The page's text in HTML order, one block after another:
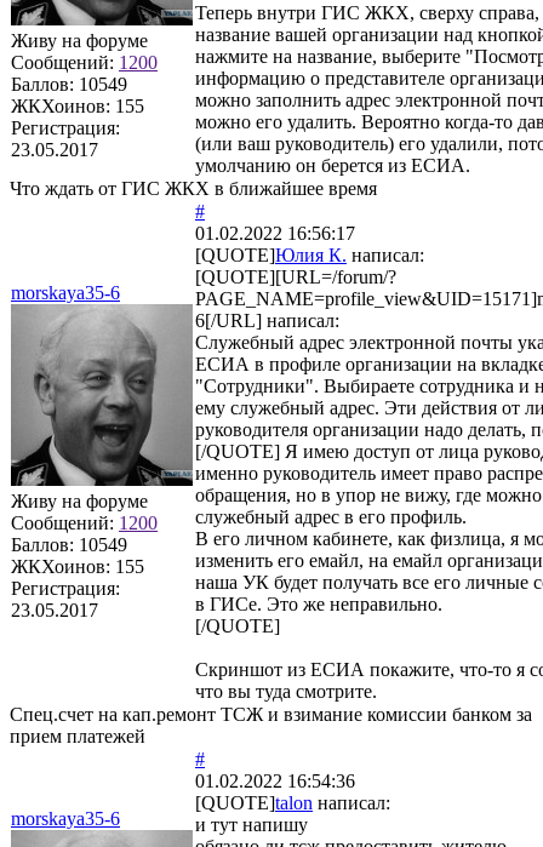
Живу на форуме
Сообщений: 1200
Баллов: 10549
ЖКХоинов: 155
Регистрация:
23.05.2017
Теперь внутри ГИС ЖКХ, сверху справа,
название вашей организации над
нажмите на название, выберите
информацию о представителе
можно заполнить адрес электронной
можно его удалить. Вероятно когда-то
(или ваш руководитель) его удалили,
умолчанию он берется из ЕСИА.
Что ждать от ГИС ЖКХ в ближайшее время
morskaya35-6
Живу на форуме
Сообщений: 1200
Баллов: 10549
ЖКХоинов: 155
Регистрация:
23.05.2017
#
01.02.2022 16:56:17
[QUOTE]Юлия К. написал:
[QUOTE][URL=/forum/?
6[/URL] написал:
Служебный адрес электронной почты
ЕСИА в профиле организации на
"Сотрудники". Выбираете сотрудника и
ему служебный адрес. Эти действия от
руководителя организации надо делать,
[/QUOTE] Я имею доступ от лица
именно руководитель имеет право
обращения, но в упор не вижу, где
служебный адрес в его профиль.
В его личном кабинете, как физлица, я
изменить его емайл, на емайл
наша УК будет получать все его личные
в ГИСе. Это же неправильно.
[/QUOTE]
Скриншот из ЕСИА покажите, что-то я
что вы туда смотрите.
Спец.счет на кап.ремонт ТСЖ и взимание комиссии банком за
прием платежей
morskaya35-6
#
01.02.2022 16:54:36
[QUOTE]talon написал:
и тут напишу